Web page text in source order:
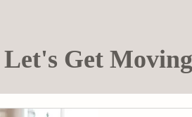
Let's Get Moving